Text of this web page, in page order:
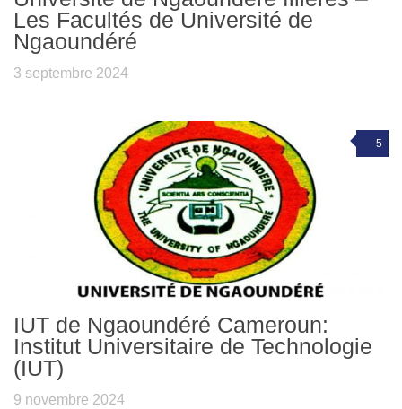
Les Facultés de Université de
Ngaoundéré
3 septembre 2024
5
IUT de Ngaoundéré Cameroun:
Institut Universitaire de Technologie
(IUT)
9 novembre 2024